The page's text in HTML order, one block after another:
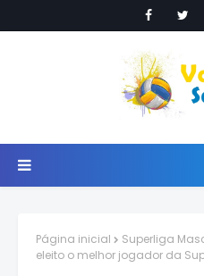
Página inicial Superliga
eleito o melhor jogador da